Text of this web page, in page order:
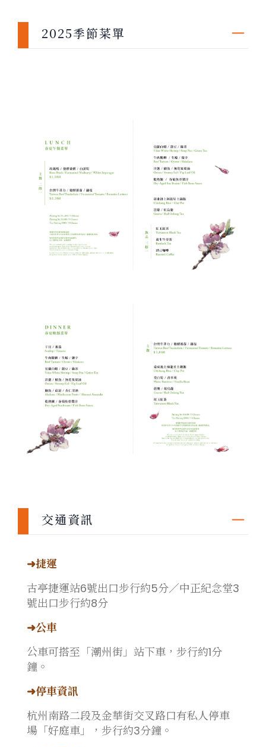
2025季節菜單
交通資訊
➜捷運
古亭捷運站6號出口步行約5分／中正紀念堂3
號出口步行約8分
➜公車
公車可搭至「潮州街」站下車，步行約1分
鐘。
➜停車資訊
杭州南路二段及金華街交叉路口有私人停車
場「好庭車」，步行約3分鐘。